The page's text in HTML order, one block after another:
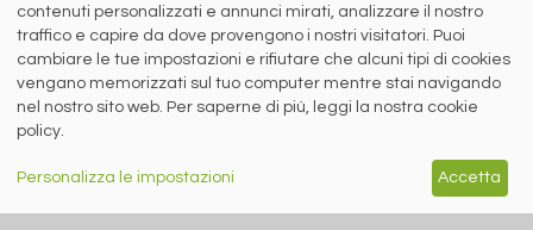
LA COMMUNITY DELL'ACCIAIO
Siderweb S.p.A. SB Società del gruppo Morandi Group s.r.l.
Sede sociale: Flero (Brescia) Via Don Milani 5
E. info@siderweb.com
contenuti personalizzati e annunci mirati, analizzare il nostro
traffico e capire da dove provengono i nostri visitatori. Puoi
cambiare le tue impostazioni e rifiutare che alcuni tipi di cookies
vengano memorizzati sul tuo computer mentre stai navigando
nel nostro sito web. Per saperne di più, leggi la nostra cookie
policy.
Personalizza le impostazioni Accetta